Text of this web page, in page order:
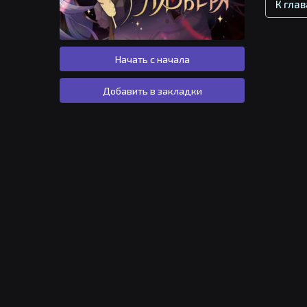
Начать с начала
Добавить в закладки
К